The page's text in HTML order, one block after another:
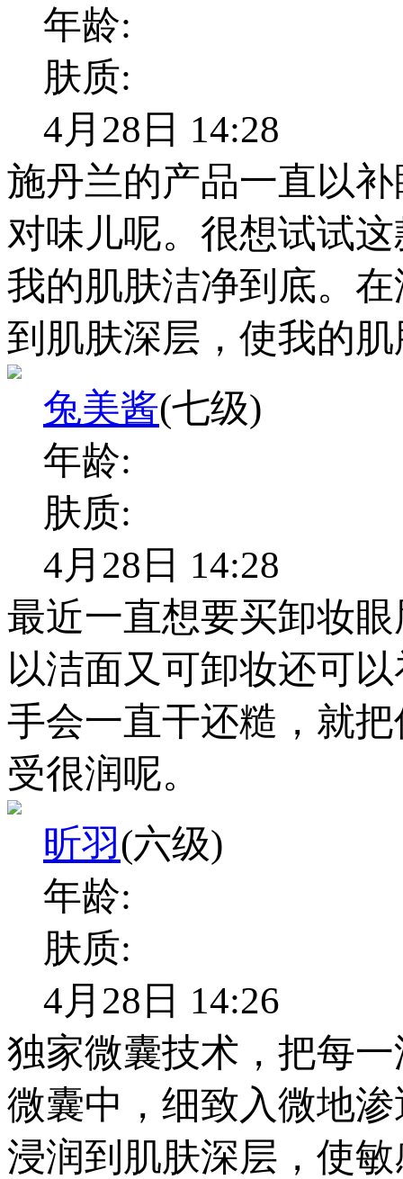
年龄:
肤质:
4月28日 14:28
施丹兰的产品一直以
对味儿呢。很想试试
我的肌肤洁净到底。
到肌肤深层，使我的
兔美酱(七级)
年龄:
肤质:
4月28日 14:28
最近一直想要买卸妆
以洁面又可卸妆还可
手会一直干还糙，就
受很润呢。
昕羽(六级)
年龄:
肤质:
4月28日 14:26
独家微囊技术，把每
微囊中，细致入微地
浸润到肌肤深层，使